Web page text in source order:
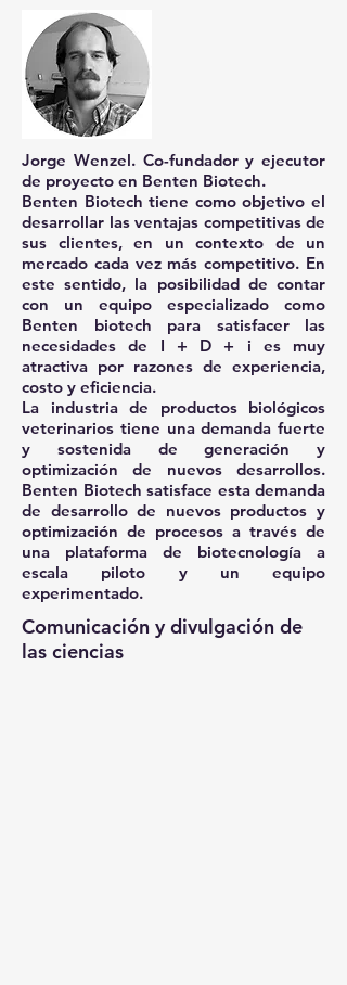
Jorge Wenzel. Co-fundador y ejecutor
de proyecto en Benten Biotech.
Benten Biotech tiene como objetivo el
desarrollar las ventajas competitivas de
sus clientes, en un contexto de un
mercado cada vez más competitivo. En
este sentido, la posibilidad de contar
con un equipo especializado como
Benten biotech para satisfacer las
necesidades de I + D + i es muy
atractiva por razones de experiencia,
costo y eficiencia.
La industria de productos biológicos
veterinarios tiene una demanda fuerte
y sostenida de generación y
optimización de nuevos desarrollos.
Benten Biotech satisface esta demanda
de desarrollo de nuevos productos y
optimización de procesos a través de
una plataforma de biotecnología a
escala piloto y un equipo
experimentado.
Comunicación y divulgación de
las ciencias